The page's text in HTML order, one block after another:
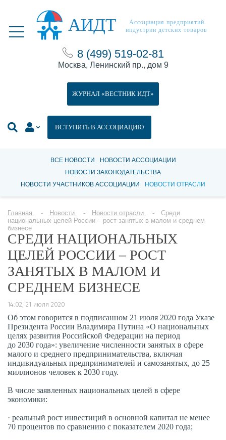
АИДТ
Ассоциация предприятий
индустрии детских товаров
8 (499) 519-02-81
Москва, Ленинский пр., дом 9
ВСТУПИТЬ В АССОЦИАЦИЮ
ЖУРНАЛ «ВЕСТНИК ИДТ»
ВСЕ НОВОСТИ
НОВОСТИ АССОЦИАЦИИ
НОВОСТИ ЗАКОНОДАТЕЛЬСТВА
НОВОСТИ УЧАСТНИКОВ АССОЦИАЦИИ
НОВОСТИ ОТРАСЛИ
Главная Новости Новости отрасли
Среди
национальных целей России – рост занятых в малом и среднем
бизнесе
СРЕДИ НАЦИОНАЛЬНЫХ
ЦЕЛЕЙ РОССИИ – РОСТ
ЗАНЯТЫХ В МАЛОМ И
СРЕДНЕМ БИЗНЕСЕ
14:02, 21 июля 2020
Об этом говорится в подписанном 21 июля 2020 года Указе
Президента России Владимира Путина «О национальных
целях развития Российской Федерации на период
до 2030 года»: увеличение численности занятых в сфере
малого и среднего предпринимательства, включая
индивидуальных предпринимателей и самозанятых, до 25
миллионов человек к 2030 году.
В числе заявленных национальных целей в сфере
экономики:
· реальный рост инвестиций в основной капитал не менее
70 процентов по сравнению с показателем 2020 года;